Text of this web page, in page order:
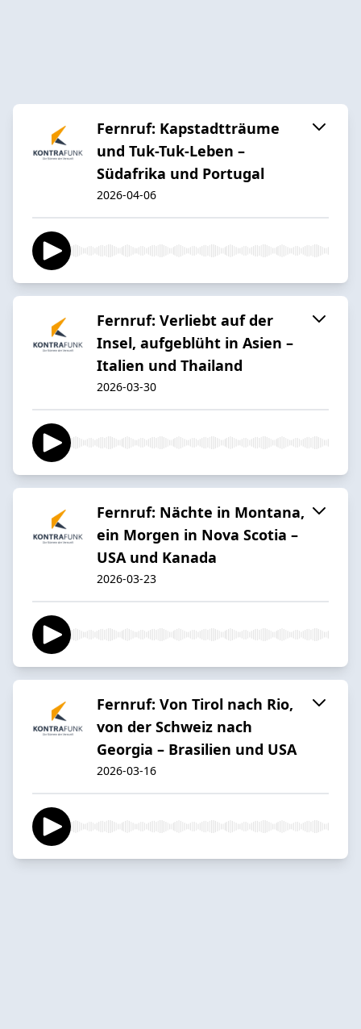
Fernruf: Kapstadtträume
und Tuk-Tuk-Leben –
Südafrika und Portugal
2026-04-06
Fernruf: Verliebt auf der
Insel, aufgeblüht in Asien –
Italien und Thailand
2026-03-30
Fernruf: Nächte in Montana,
ein Morgen in Nova Scotia –
USA und Kanada
2026-03-23
Fernruf: Von Tirol nach Rio,
von der Schweiz nach
Georgia – Brasilien und USA
2026-03-16